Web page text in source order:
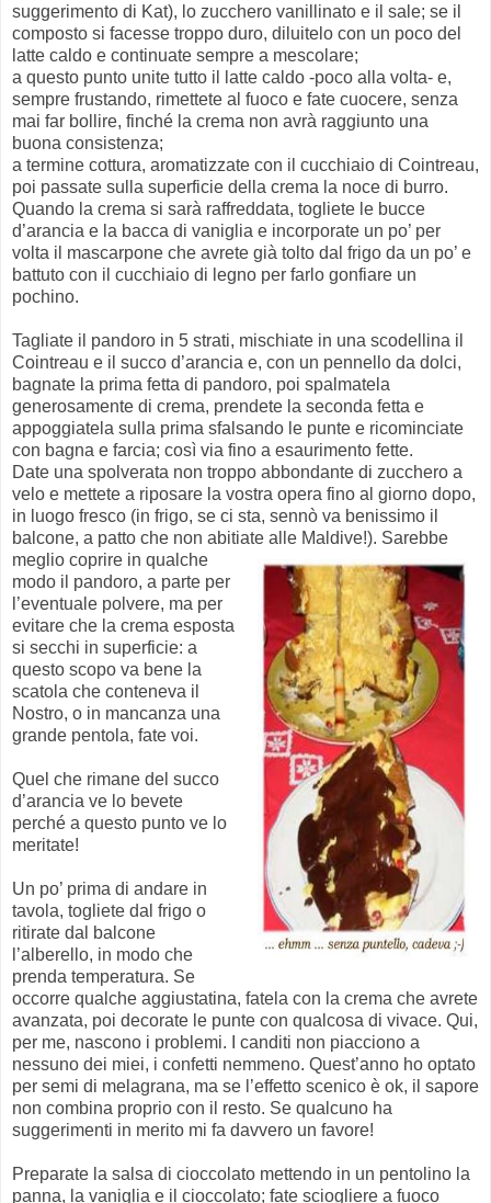
suggerimento di Kat), lo zucchero vanillinato e il sale; se il
composto si facesse troppo duro, diluitelo con un poco del
latte caldo e continuate sempre a mescolare;
a questo punto unite tutto il latte caldo -poco alla volta- e,
sempre frustando, rimettete al fuoco e fate cuocere, senza
mai far bollire, finché la crema non avrà raggiunto una
buona consistenza;
a termine cottura, aromatizzate con il cucchiaio di Cointreau,
poi passate sulla superficie della crema la noce di burro.
Quando la crema si sarà raffreddata, togliete le bucce
d’arancia e la bacca di vaniglia e incorporate un po’ per
volta il mascarpone che avrete già tolto dal frigo da un po’ e
battuto con il cucchiaio di legno per farlo gonfiare un
pochino.
Tagliate il pandoro in 5 strati, mischiate in una scodellina il
Cointreau e il succo d’arancia e, con un pennello da dolci,
bagnate la prima fetta di pandoro, poi spalmatela
generosamente di crema, prendete la seconda fetta e
appoggiatela sulla prima sfalsando le punte e ricominciate
con bagna e farcia; così via fino a esaurimento fette.
Date una spolverata non troppo abbondante di zucchero a
velo e mettete a riposare la vostra opera fino al giorno dopo,
in luogo fresco (in frigo, se ci sta, sennò va benissimo il
balcone, a patto che non abitiate alle Maldive!). Sarebbe
meglio coprire in qualche
modo il pandoro, a parte per
l’eventuale polvere, ma per
evitare che la crema esposta
si secchi in superficie: a
questo scopo va bene la
scatola che conteneva il
Nostro, o in mancanza una
grande pentola, fate voi.
Quel che rimane del succo
d’arancia ve lo bevete
perché a questo punto ve lo
meritate!
Un po’ prima di andare in
tavola, togliete dal frigo o
ritirate dal balcone
l’alberello, in modo che
prenda temperatura. Se
occorre qualche aggiustatina, fatela con la crema che avrete
avanzata, poi decorate le punte con qualcosa di vivace. Qui,
per me, nascono i problemi. I canditi non piacciono a
nessuno dei miei, i confetti nemmeno. Quest’anno ho optato
per semi di melagrana, ma se l’effetto scenico è ok, il sapore
non combina proprio con il resto. Se qualcuno ha
suggerimenti in merito mi fa davvero un favore!
Preparate la salsa di cioccolato mettendo in un pentolino la
panna, la vaniglia e il cioccolato; fate sciogliere a fuoco